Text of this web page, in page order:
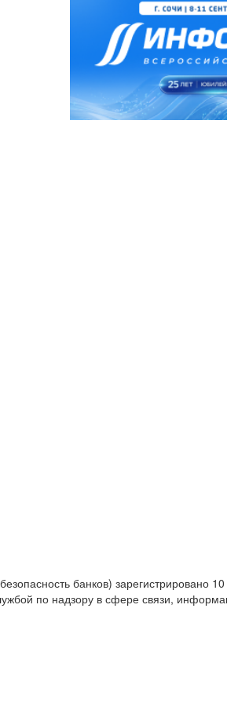
банков) зарегистрировано
по надзору в сфере связи,